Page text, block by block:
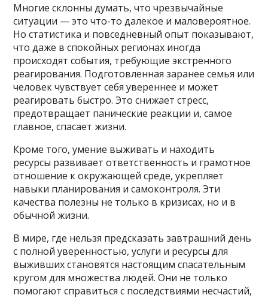
Многие склонны думать, что чрезвычайные
ситуации — это что-то далекое и маловероятное.
Но статистика и повседневный опыт показывают,
что даже в спокойных регионах иногда
происходят события, требующие экстренного
реагирования. Подготовленная заранее семья или
человек чувствует себя увереннее и может
реагировать быстро. Это снижает стресс,
предотвращает панические реакции и, самое
главное, спасает жизни.
Кроме того, умение выживать и находить
ресурсы развивает ответственность и грамотное
отношение к окружающей среде, укрепляет
навыки планирования и самоконтроля. Эти
качества полезны не только в кризисах, но и в
обычной жизни.
В мире, где нельзя предсказать завтрашний день
с полной уверенностью, услуги и ресурсы для
выживших становятся настоящим спасательным
кругом для множества людей. Они не только
помогают справиться с последствиями несчастий,